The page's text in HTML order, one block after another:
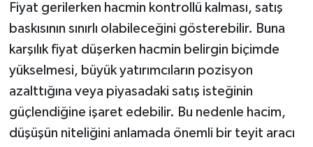
Fiyat gerilerken hacmin kontrollü kalması, satış
baskısının sınırlı olabileceğini gösterebilir. Buna
karşılık fiyat düşerken hacmin belirgin biçimde
yükselmesi, büyük yatırımcıların pozisyon
azalttığına veya piyasadaki satış isteğinin
güçlendiğine işaret edebilir. Bu nedenle hacim,
düşüşün niteliğini anlamada önemli bir teyit aracı